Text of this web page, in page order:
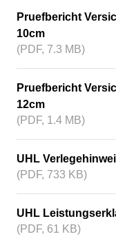
Pruefbericht
10cm
(PDF, 7.3 MB)
Pruefbericht
12cm
(PDF, 1.4 MB)
UHL
(PDF, 733 KB)
UHL
(PDF, 61 KB)